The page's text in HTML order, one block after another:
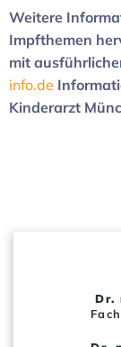
Weitere
Impfthemen
mit
info.de
Kinderarzt
Dr.